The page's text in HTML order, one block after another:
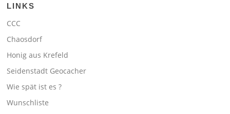
LINKS
CCC
Chaosdorf
Honig aus Krefeld
Seidenstadt Geocacher
Wie spät ist es ?
Wunschliste